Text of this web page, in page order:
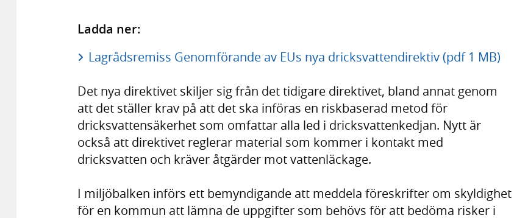
Ladda ner:
Lagrådsremiss Genomförande av EUs nya dricksvattendirektiv (pdf 1 MB)
Det nya direktivet skiljer sig från det tidigare direktivet, bland annat genom
att det ställer krav på att det ska införas en riskbaserad metod för
dricksvattensäkerhet som omfattar alla led i dricksvattenkedjan. Nytt är
också att direktivet reglerar material som kommer i kontakt med
dricksvatten och kräver åtgärder mot vattenläckage.
I miljöbalken införs ett bemyndigande att meddela föreskrifter om skyldighet
för en kommun att lämna de uppgifter som behövs för att bedöma risker i